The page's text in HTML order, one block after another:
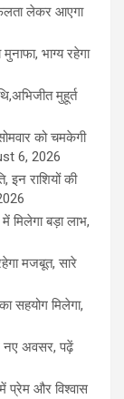
लेकर आएगा
भाग्य रहेगा
मुहूर्त
को चमकेगी
6, 2026
इन राशियों की
मिलेगा बड़ा लाभ,
मजबूत, सारे
सहयोग मिलेगा,
नए अवसर, पढ़ें
प्रेम और विश्वास